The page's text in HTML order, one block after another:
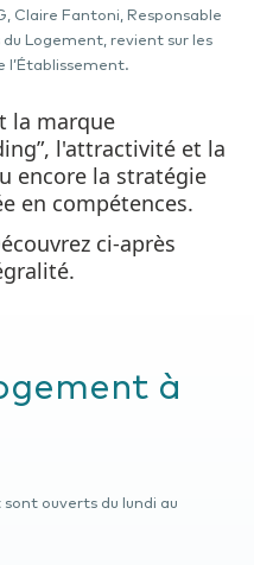
Claire Fantoni, Responsable
du Logement, revient sur les
l’Établissement.
la marque
l'attractivité et la
encore la stratégie
en compétences.
ci-après
à
ouverts du lundi au